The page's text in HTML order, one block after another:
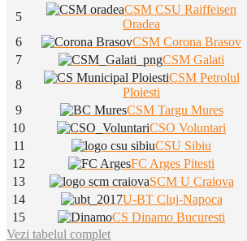
5
CSM CSU Raiffeisen
Oradea
6
CSM Corona Brasov
7
CSM Galati
8
CSM Petrolul
Ploiesti
9
CSM Targu Mures
10
CSO Voluntari
11
CSU Sibiu
12
FC Arges Pitesti
13
SCM U Craiova
14
U-BT Cluj-Napoca
15
CS Dinamo Bucuresti
Vezi tabelul complet